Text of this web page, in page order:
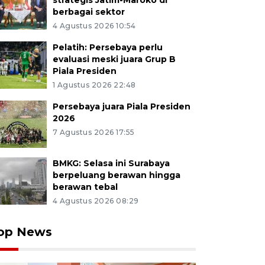
berbagai sektor
4 Agustus 2026 10:54
Pelatih: Persebaya perlu
evaluasi meski juara Grup B
Piala Presiden
1 Agustus 2026 22:48
Persebaya juara Piala Presiden
2026
7 Agustus 2026 17:55
BMKG: Selasa ini Surabaya
berpeluang berawan hingga
berawan tebal
4 Agustus 2026 08:29
News